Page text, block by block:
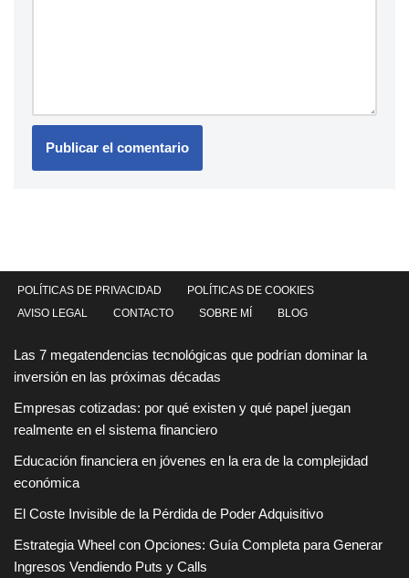
POLÍTICAS DE PRIVACIDAD
POLÍTICAS DE COOKIES
AVISO LEGAL
CONTACTO SOBRE MÍ BLOG
Las 7 megatendencias tecnológicas que podrían dominar la
inversión en las próximas décadas
Empresas cotizadas: por qué existen y qué papel juegan
realmente en el sistema financiero
Educación financiera en jóvenes en la era de la complejidad
económica
El Coste Invisible de la Pérdida de Poder Adquisitivo
Estrategia Wheel con Opciones: Guía Completa para Generar
Ingresos Vendiendo Puts y Calls